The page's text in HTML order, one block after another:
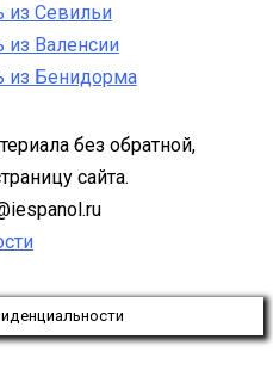
из Севильи
из Валенсии
из Бенидорма
без обратной,
сайта.